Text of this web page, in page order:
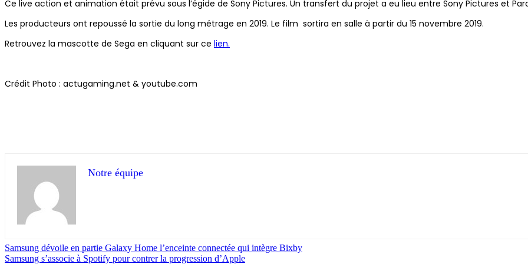
Ce live action et animation était prévu sous l’égide de Sony Pictures. Un transfert du projet a eu lieu entre Sony Pictures et
Les producteurs ont repoussé la sortie du long métrage en 2019. Le film sortira en salle à partir du 15 novembre 2019.
Retrouvez la mascotte de Sega en cliquant sur ce lien.
Crédit Photo : actugaming.net & youtube.com
Notre équipe
Samsung dévoile en partie Galaxy Home l’enceinte connectée qui intègre Bixby
Samsung s’associe à Spotify pour contrer la progression d’Apple